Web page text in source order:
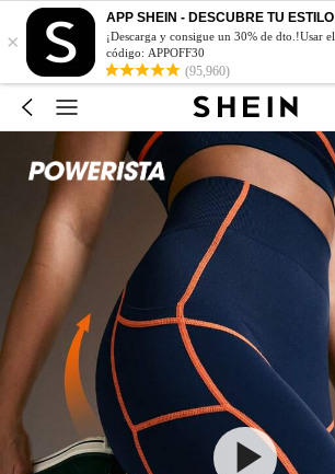
×
APP SHEIN - DESCUBRE TU ESTILO
¡Descarga y consigue un 30% de dto.!Usar el
código: APPOFF30
(95,960)